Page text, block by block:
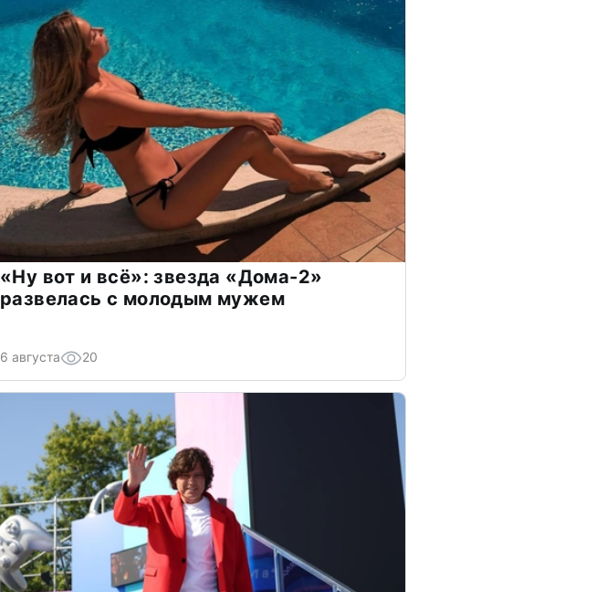
«Ну вот и всё»: звезда «Дома-2»
развелась с молодым мужем
6 августа 20